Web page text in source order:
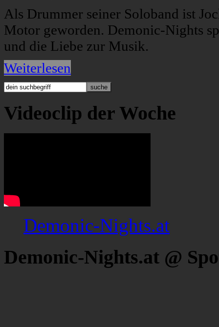
Als Drummer seiner Soloband ist
Motor geworden. Demonic-Nights
und die Liebe zur Musik.
Weiterlesen
Videoclip der Woche
Demonic-Nights.at
Demonic-Nights.at @